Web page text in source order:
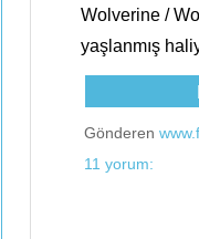
Wolverine /
yaşlanmış
Gönderen
11 yorum: